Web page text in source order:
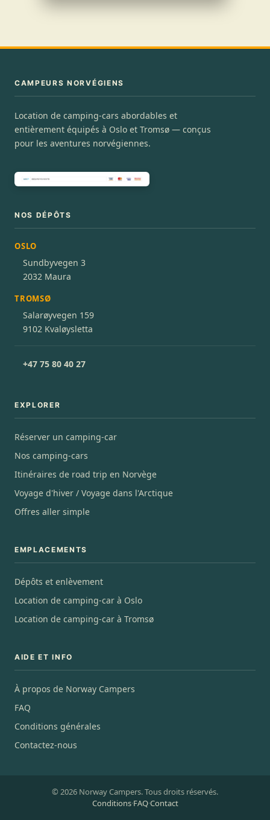
CAMPEURS NORVÉGIENS
Location de camping-cars abordables et
entièrement équipés à Oslo et Tromsø — conçus
pour les aventures norvégiennes.
NOS DÉPÔTS
OSLO
Sundbyvegen 3
2032 Maura
TROMSØ
Salarøyvegen 159
9102 Kvaløysletta
+47 75 80 40 27
EXPLORER
Réserver un camping-car
Nos camping-cars
Itinéraires de road trip en Norvège
Voyage d'hiver / Voyage dans l'Arctique
Offres aller simple
EMPLACEMENTS
Dépôts et enlèvement
Location de camping-car à Oslo
Location de camping-car à Tromsø
AIDE ET INFO
À propos de Norway Campers
FAQ
Conditions générales
Contactez-nous
© 2026 Norway Campers. Tous droits réservés.
Conditions·FAQ·Contact